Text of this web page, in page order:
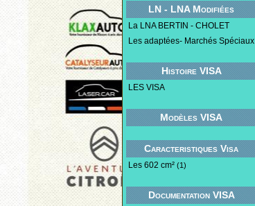
LN - LNA Modifiées
La LNA BERTIN - CHOLET
Les adaptées- Marchés Spéciaux
Histoire VISA
LES VISA
Modèles VISA
Caracteristiques Visa
Les 602 cm² (1)
Documentation VISA